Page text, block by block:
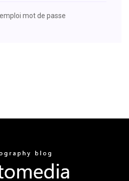
mot de passe